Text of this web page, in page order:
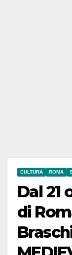
CULTURA ROMA
Dal 21
di